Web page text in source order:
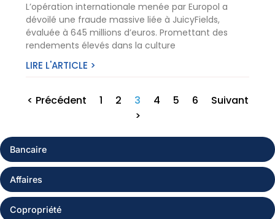
Bancaire
Affaires
Copropriété
L’opération internationale menée par Europol a
dévoilé une fraude massive liée à JuicyFields,
évaluée à 645 millions d’euros. Promettant des
rendements élevés dans la culture
LIRE L'ARTICLE >
< Précédent 1 2 3 4 5 6
Suivant
>